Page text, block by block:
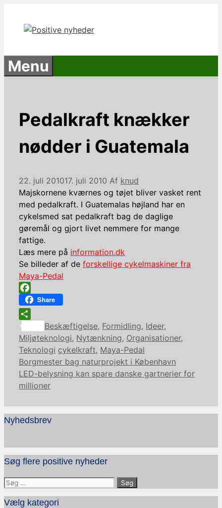
indhold
Menu
Pedalkraft knækker
nødder i Guatemala
22. juli 201017. juli 2010 Af knud
Majskornene kværnes og tøjet bliver vasket rent
med pedalkraft. I Guatemalas højland har en
cykelsmed sat pedalkraft bag de daglige
gøremål og gjort livet nemmere for mange
fattige.
Læs mere på information.dk
Se billeder af de forskellige cykelmaskiner fra
Maya-Pedal
Facebook
Share
Share
Kategorier
Beskæftigelse, Formidling, Ideer,
Miljøteknologi, Nytænkning, Organisationer,
Teknologi Tags
cykelkraft, Maya-Pedal
Borgmester bag naturprojekt i København
LED-belysning kan spare danske gartnerier for
millioner
Nyhedsbrev
Søg flere positive nyheder
Søg
efter:
Vælg kategori